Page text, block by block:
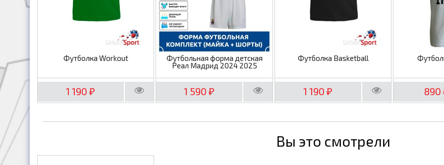
Футболка Workout
1 190₽
Футбольная форма детская
Реал Мадрид 2024 2025
1 590₽
Футболка Basketball
1 190₽ 890
Вы это смотрели